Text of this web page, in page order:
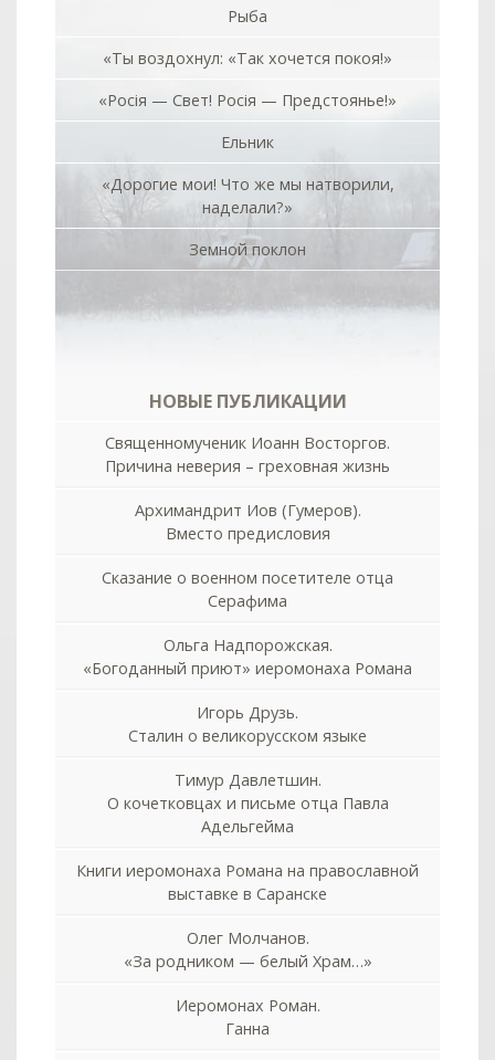
Рыба
«Ты воздохнул: «Так хочется покоя!»
«Росiя — Свет! Росiя — Предстоянье!»
Ельник
«Дорогие мои! Что же мы натворили,
наделали?»
Земной поклон
НОВЫЕ ПУБЛИКАЦИИ
Священномученик Иоанн Восторгов.
Причина неверия – греховная жизнь
Архимандрит Иов (Гумеров).
Вместо предисловия
Сказание о военном посетителе отца
Серафима
Ольга Надпорожская.
«Богоданный приют» иеромонаха Романа
Игорь Друзь.
Сталин о великорусском языке
Тимур Давлетшин.
О кочетковцах и письме отца Павла
Адельгейма
Книги иеромонаха Романа на православной
выставке в Саранске
Олег Молчанов.
«За родником — белый Храм…»
Иеромонах Роман.
Ганна